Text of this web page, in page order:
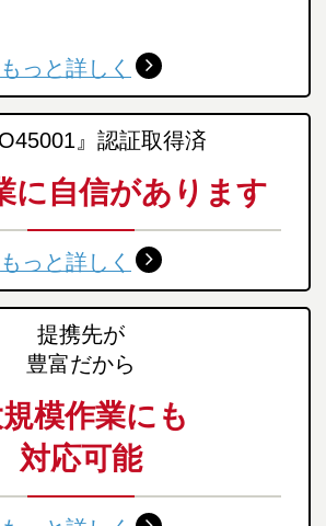
もっと詳しく
』認証取得済
に自信があります
もっと詳しく
提携先が
豊富だから
模作業にも
対応可能